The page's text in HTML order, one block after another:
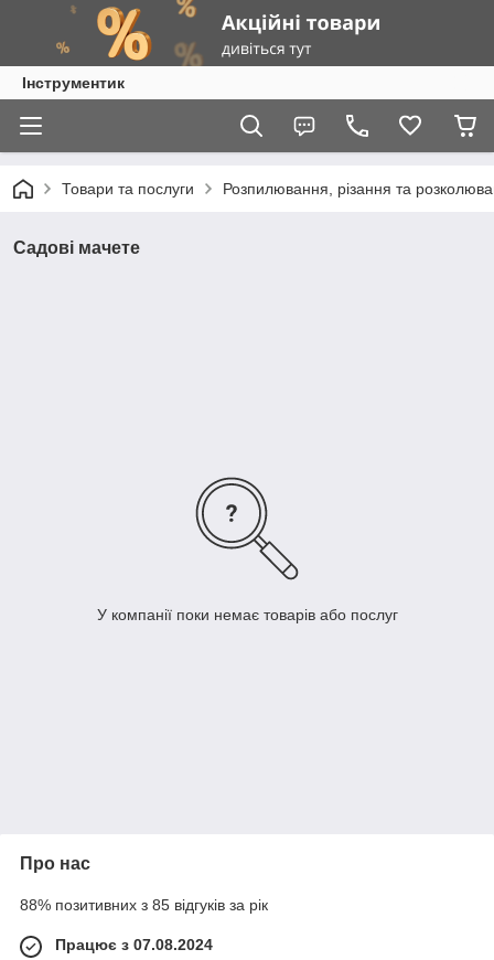
Інструментик
Товари та послуги Розпилювання, різання та
Садові мачете
У компанії поки немає товарів або послуг
Про нас
88% позитивних з 85 відгуків за рік
Працює з 07.08.2024